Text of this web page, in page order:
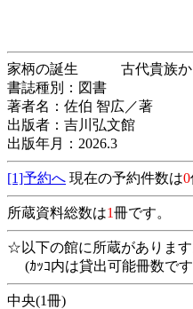
家柄の誕生 古代貴族
書誌種別：図書
著者名：佐伯 智広／著
出版者：吉川弘文館
出版年月：2026.3
[1]予約へ 現在の予約件数は0
所蔵資料総数は1冊です。
☆以下の館に所蔵があります
(ｶｯｺ内は貸出可能冊数で
中央(1冊)